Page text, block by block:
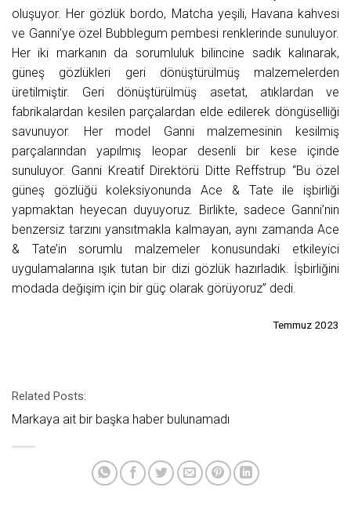
oluşuyor. Her gözlük bordo, Matcha yeşili, Havana kahvesi
ve Ganni’ye özel Bubblegum pembesi renklerinde sunuluyor.
Her iki markanın da sorumluluk bilincine sadık kalınarak,
güneş gözlükleri geri dönüştürülmüş malzemelerden
üretilmiştir. Geri dönüştürülmüş asetat, atıklardan ve
fabrikalardan kesilen parçalardan elde edilerek döngüselliği
savunuyor. Her model Ganni malzemesinin kesilmiş
parçalarından yapılmış leopar desenli bir kese içinde
sunuluyor. Ganni Kreatif Direktörü Ditte Reffstrup “Bu özel
güneş gözlüğü koleksiyonunda Ace & Tate ile işbirliği
yapmaktan heyecan duyuyoruz. Birlikte, sadece Ganni’nin
benzersiz tarzını yansıtmakla kalmayan, aynı zamanda Ace
& Tate’in sorumlu malzemeler konusundaki etkileyici
uygulamalarına ışık tutan bir dizi gözlük hazırladık. İşbirliğini
modada değişim için bir güç olarak görüyoruz” dedi.
Temmuz 2023
Related Posts:
Markaya ait bir başka haber bulunamadı